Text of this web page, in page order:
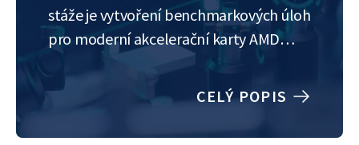
stáže je vytvoření benchmarkových úloh
pro moderní akcelerační karty AMD
VCK5000 a AMD Alveo U50LV. Testovány
budou typické úlohy, jako je násobení
matic, Fourierovy transformace nebo
inference neuronových sítí. Výsledky
CELÝ POPIS